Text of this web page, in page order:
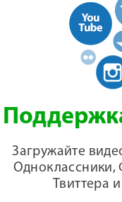
Загружайте
Одноклассники,
Твиттера